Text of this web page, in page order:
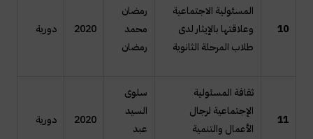
10
المسئولية الاجتماعية
وعلاقتها بالإيثار لدى
طلاب المرحلة الثانوية
رمضان
محمد
رمضان
2020 دورية
11
ثقافة المسئولية
الإجتماعية لرجال
الأعمال والتنمية
سلوى
السيد
عبد
2020 دورية